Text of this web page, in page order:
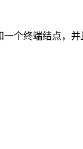
一个终端结点，